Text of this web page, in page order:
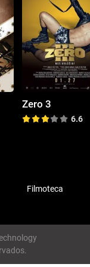
Zero 3
6.6
Filmoteca